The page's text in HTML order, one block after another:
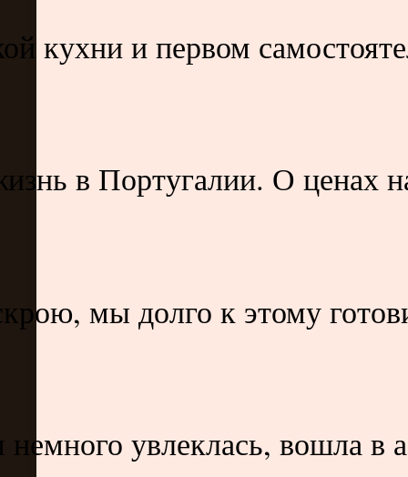
кухни и первом
в Португалии. О ценах
мы долго к этому
увлеклась, вошла в